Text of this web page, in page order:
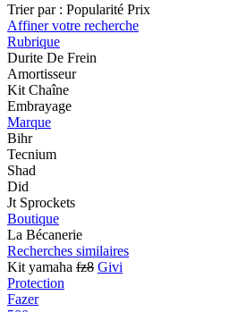
Trier par : Popularité Prix
Affiner votre recherche
Rubrique
Durite De Frein
Amortisseur
Kit Chaîne
Embrayage
Marque
Bihr
Tecnium
Shad
Did
Jt Sprockets
Boutique
La Bécanerie
Recherches similaires
Kit yamaha fz8 Givi
Protection
Fazer